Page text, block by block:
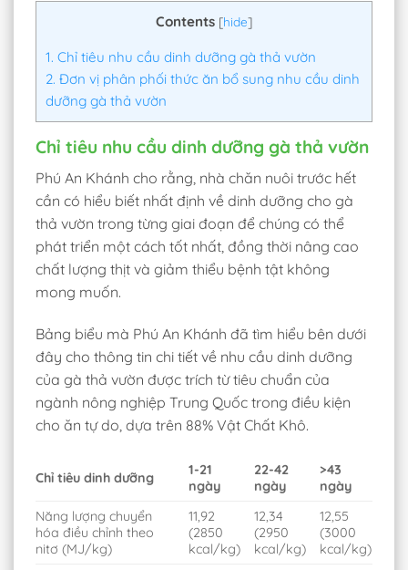
Contents [hide]
1. Chỉ tiêu nhu cầu dinh dưỡng gà thả vườn
2. Đơn vị phân phối thức ăn bổ sung nhu cầu dinh
dưỡng gà thả vườn
Chỉ tiêu nhu cầu dinh dưỡng gà thả vườn
Phú An Khánh cho rằng, nhà chăn nuôi trước hết
cần có hiểu biết nhất định về dinh dưỡng cho gà
thả vườn trong từng giai đoạn để chúng có thể
phát triển một cách tốt nhất, đồng thời nâng cao
chất lượng thịt và giảm thiểu bệnh tật không
mong muốn.
Bảng biểu mà Phú An Khánh đã tìm hiểu bên dưới
đây cho thông tin chi tiết về nhu cầu dinh dưỡng
của gà thả vườn được trích từ tiêu chuẩn của
ngành nông nghiệp Trung Quốc trong điều kiện
cho ăn tự do, dựa trên 88% Vật Chất Khô.
Chỉ tiêu dinh dưỡng
1-21
ngày
22-42
ngày
>43
ngày
Năng lượng chuyển
hóa điều chỉnh theo
nitơ (MJ/kg)
11,92
(2850
kcal/kg)
12,34
(2950
kcal/kg)
12,55
(3000
kcal/kg)